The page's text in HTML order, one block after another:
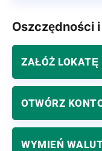
Oszczędności
ZAŁÓŻ LOKATĘ
OTWÓRZ
WYMIEŃ